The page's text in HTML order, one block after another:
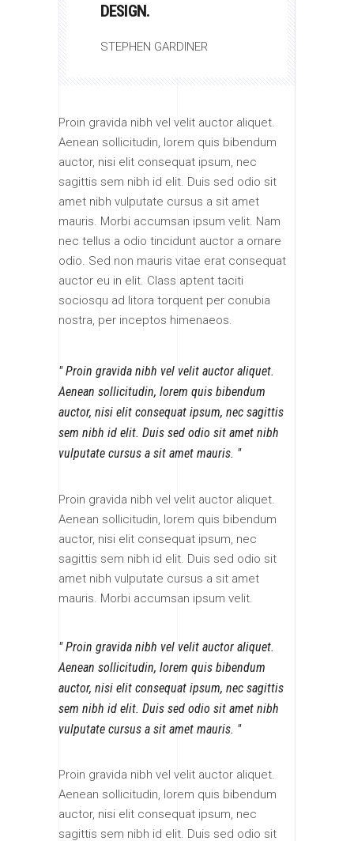
DESIGN.
STEPHEN GARDINER
Proin gravida nibh vel velit auctor aliquet.
Aenean sollicitudin, lorem quis bibendum
auctor, nisi elit consequat ipsum, nec
sagittis sem nibh id elit. Duis sed odio sit
amet nibh vulputate cursus a sit amet
mauris. Morbi accumsan ipsum velit. Nam
nec tellus a odio tincidunt auctor a ornare
odio. Sed non mauris vitae erat consequat
auctor eu in elit. Class aptent taciti
sociosqu ad litora torquent per conubia
nostra, per inceptos himenaeos.
Proin gravida nibh vel velit auctor aliquet.
Aenean sollicitudin, lorem quis bibendum
auctor, nisi elit consequat ipsum, nec sagittis
sem nibh id elit. Duis sed odio sit amet nibh
vulputate cursus a sit amet mauris.
Proin gravida nibh vel velit auctor aliquet.
Aenean sollicitudin, lorem quis bibendum
auctor, nisi elit consequat ipsum, nec
sagittis sem nibh id elit. Duis sed odio sit
amet nibh vulputate cursus a sit amet
mauris. Morbi accumsan ipsum velit.
Proin gravida nibh vel velit auctor aliquet.
Aenean sollicitudin, lorem quis bibendum
auctor, nisi elit consequat ipsum, nec sagittis
sem nibh id elit. Duis sed odio sit amet nibh
vulputate cursus a sit amet mauris.
Proin gravida nibh vel velit auctor aliquet.
Aenean sollicitudin, lorem quis bibendum
auctor, nisi elit consequat ipsum, nec
sagittis sem nibh id elit. Duis sed odio sit